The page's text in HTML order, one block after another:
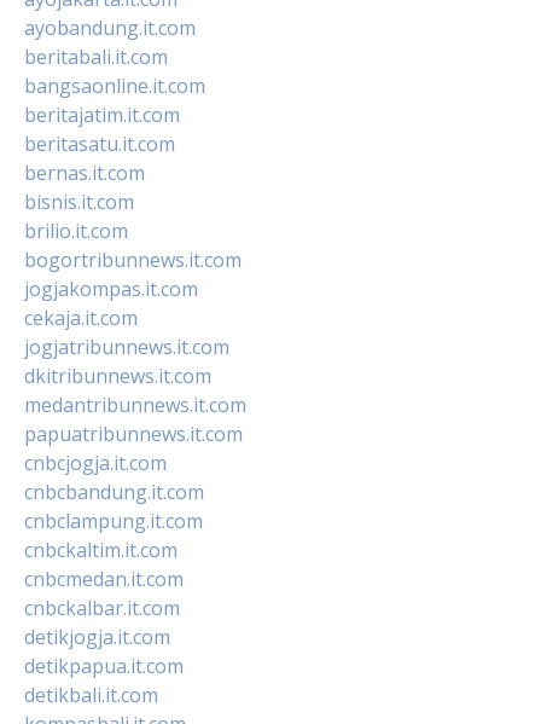
ayobandung.it.com
beritabali.it.com
bangsaonline.it.com
beritajatim.it.com
beritasatu.it.com
bernas.it.com
bisnis.it.com
brilio.it.com
bogortribunnews.it.com
jogjakompas.it.com
cekaja.it.com
jogjatribunnews.it.com
dkitribunnews.it.com
medantribunnews.it.com
papuatribunnews.it.com
cnbcjogja.it.com
cnbcbandung.it.com
cnbclampung.it.com
cnbckaltim.it.com
cnbcmedan.it.com
cnbckalbar.it.com
detikjogja.it.com
detikpapua.it.com
detikbali.it.com